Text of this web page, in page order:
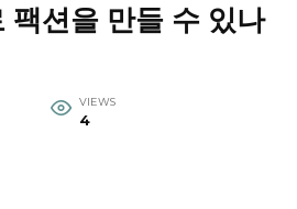
팩션을 만들 수 있나
VIEWS
4